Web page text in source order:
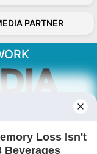
PARTNER
aktual dan